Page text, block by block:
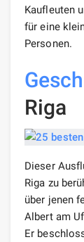
Kaufleuten
für eine
Personen.
Riga
Dieser
Riga zu
über jenen
Albert am
Er